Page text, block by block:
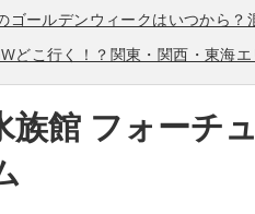
ゴールデンウィークはいつから？
どこ行く！？関東・関西・東海
族館 フォーチ